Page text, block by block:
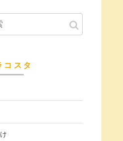
コスタ